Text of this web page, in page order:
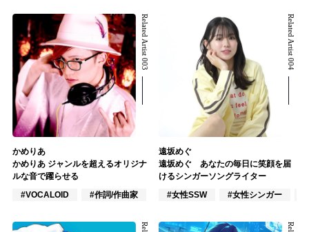
Related Artist 003
かめりあ
かめりあ ジャンルを超えるオリジナ
ルな音で躍らせる
#VOCALOID
#作詞/作曲家 #トラックメイカー
Related Artist 004
遠坂めぐ
遠坂めぐ あなたの毎日に笑顔を届
けるシンガーソングライター
#女性SSW
#女性シンガー